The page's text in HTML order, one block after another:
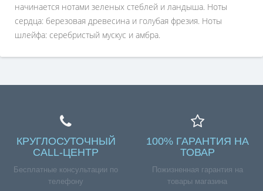
начинается нотами зеленых стеблей и ландыша. Ноты
сердца: березовая древесина и голубая фрезия. Ноты
шлейфа: серебристый мускус и амбра.
КРУГЛОСУТОЧНЫЙ
CALL-ЦЕНТР
Бесплатные консультации по
телефону
100% ГАРАНТИЯ НА
ТОВАР
Пожизненная гарантия на
товары магазина